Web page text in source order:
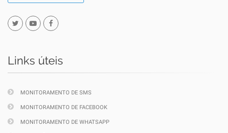
Links úteis
MONITORAMENTO DE SMS
MONITORAMENTO DE FACEBOOK
MONITORAMENTO DE WHATSAPP